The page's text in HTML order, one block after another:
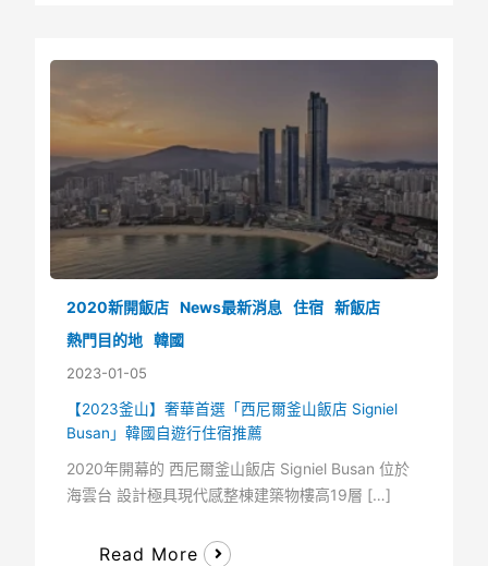
2020新開飯店 News最新消息 住宿 新飯店
熱門目的地 韓國
2023-01-05
【2023釜山】奢華首選「西尼爾釜山飯店 Signiel
Busan」韓國自遊行住宿推薦
2020年開幕的 西尼爾釜山飯店 Signiel Busan 位於
海雲台 設計極具現代感整棟建築物樓高19層 […]
Read More